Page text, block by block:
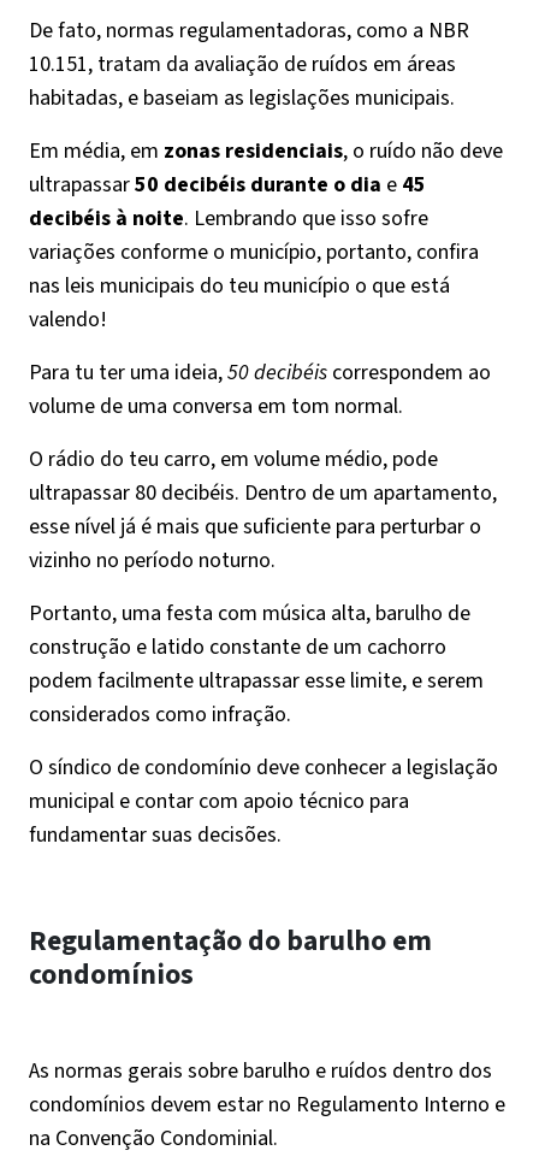
De fato, normas regulamentadoras, como a NBR
10.151, tratam da avaliação de ruídos em áreas
habitadas, e baseiam as legislações municipais.
Em média, em zonas residenciais, o ruído não deve
ultrapassar50 decibéis durante o dia e 45
decibéis à noite. Lembrando que isso sofre
variações conforme o município, portanto, confira
nas leis municipais do teu município o que está
valendo!
Para tu ter uma ideia,50 decibéis correspondem ao
volume de uma conversa em tom normal.
O rádio do teu carro, em volume médio, pode
ultrapassar 80 decibéis. Dentro de um apartamento,
esse nível já é mais que suficiente para perturbar o
vizinho no período noturno.
Portanto, uma festa com música alta, barulho de
construção e latido constante de um cachorro
podem facilmente ultrapassar esse limite, e serem
considerados como infração.
O síndico de condomínio deve conhecer a legislação
municipal e contar com apoio técnico para
fundamentar suas decisões.
Regulamentação do barulho em
condomínios
As normas gerais sobre barulho e ruídos dentro dos
condomínios devem estar no Regulamento Interno e
na Convenção Condominial.